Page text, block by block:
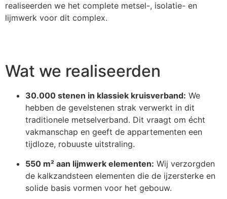
realiseerden we het complete metsel-, isolatie- en
lijmwerk voor dit complex.
Wat we realiseerden
30.000 stenen in klassiek kruisverband: We
hebben de gevelstenen strak verwerkt in dit
traditionele metselverband. Dit vraagt om écht
vakmanschap en geeft de appartementen een
tijdloze, robuuste uitstraling.
550 m² aan lijmwerk elementen: Wij verzorgden
de kalkzandsteen elementen die de ijzersterke en
solide basis vormen voor het gebouw.